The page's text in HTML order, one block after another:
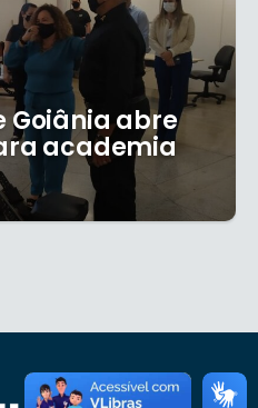
Goiânia abre
academia